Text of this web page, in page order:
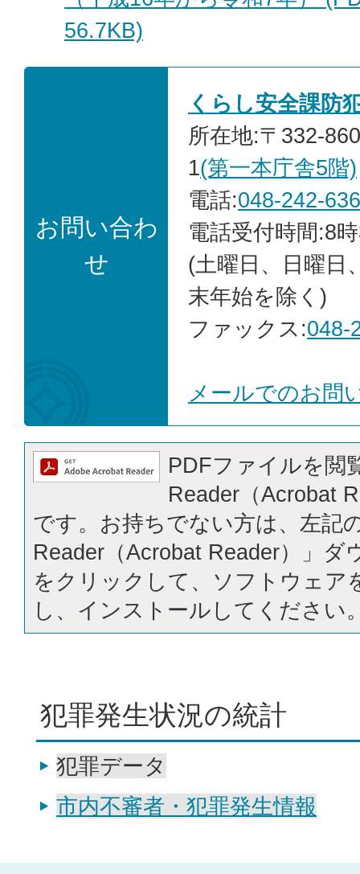
56.7KB)
お問い合わ
せ
くらし安全課防
所在地:〒332-
1(第一本庁舎5階)
電話:048-242-
電話受付時間:8
(土曜日、日曜日
末年始を除く)
ファックス:048-
メールでのお問
PDFファイルを閲
Reader（Acrobat
です。お持ちでない方は、左記
Reader（Acrobat Reader）」ダ
をクリックして、ソフトウェア
し、インストールしてください
犯罪発生状況の統計
犯罪データ
市内不審者・犯罪発生情報